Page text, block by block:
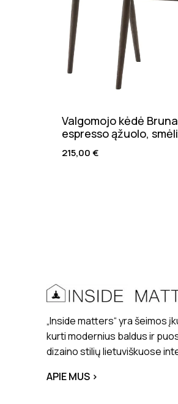
Valgomojo kėdė
espresso ąžuolo,
215,00€
„Inside matters“ yra šeimos
kurti modernius baldus ir
dizaino stilių lietuviškuose
APIE MUS >